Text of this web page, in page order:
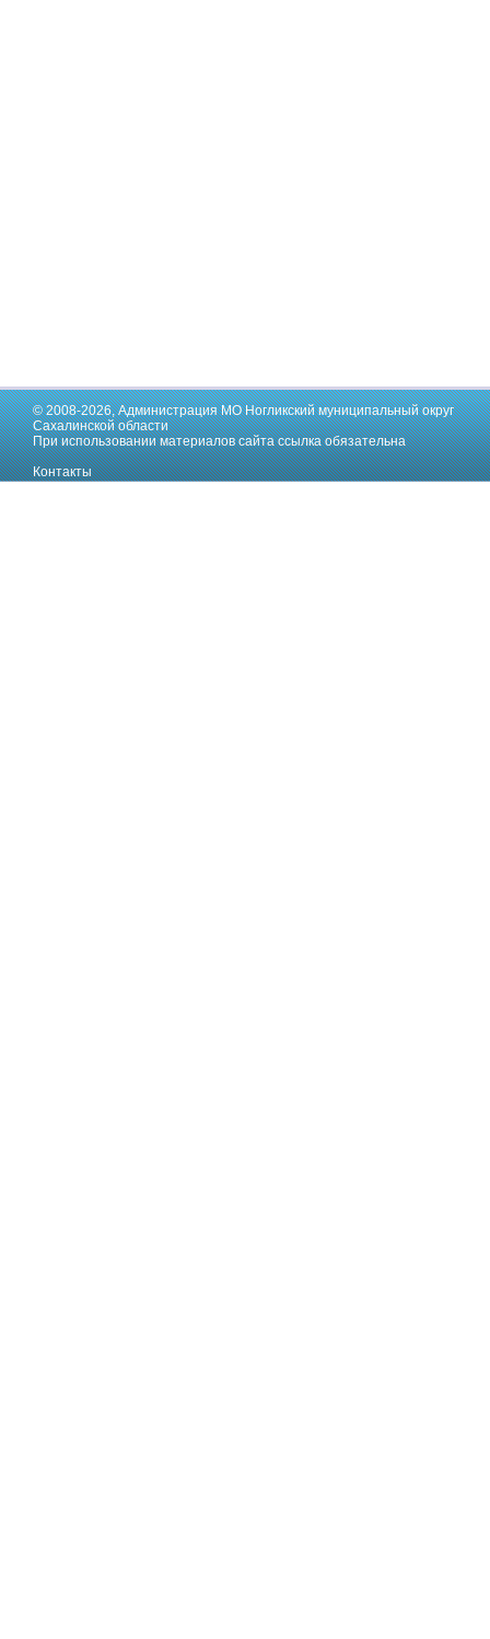
© 2008-2026,Администрация МО Ногликский муниципальный округ
Сахалинской области
При использовании материалов сайта ссылка обязательна
Контакты